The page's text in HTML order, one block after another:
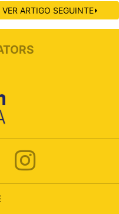
VER ARTIGO SEGUINTE⏵